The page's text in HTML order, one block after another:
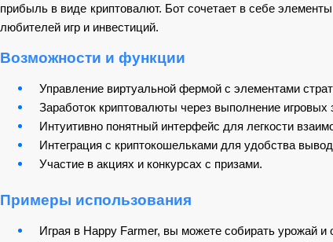
прибыль в виде криптовалют. Бот сочетает в себе
любителей игр и инвестиций.
Возможности и функции
Управление виртуальной фермой с элементами
Заработок криптовалюты через выполнение игровых
Интуитивно понятный интерфейс для легкости
Интеграция с криптокошельками для удобства
Участие в акциях и конкурсах с призами.
Примеры использования
Играя в Happy Farmer, вы можете собирать урожай и